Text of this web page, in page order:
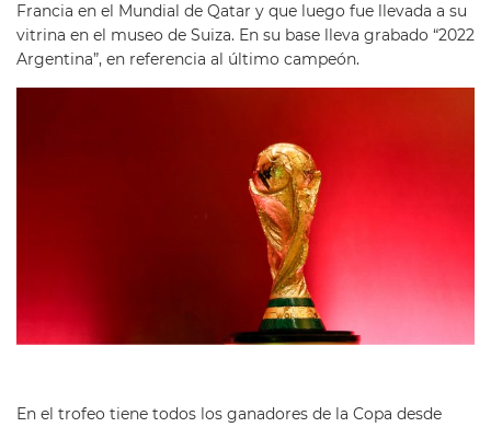
Francia en el Mundial de Qatar y que luego fue llevada a su
vitrina en el museo de Suiza. En su base lleva grabado “2022
Argentina”, en referencia al último campeón.
En el trofeo tiene todos los ganadores de la Copa desde